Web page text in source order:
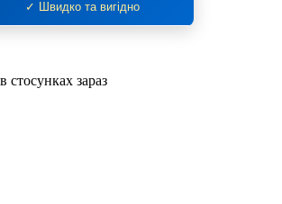
✓ Швидко та вигідно
стосунках зараз